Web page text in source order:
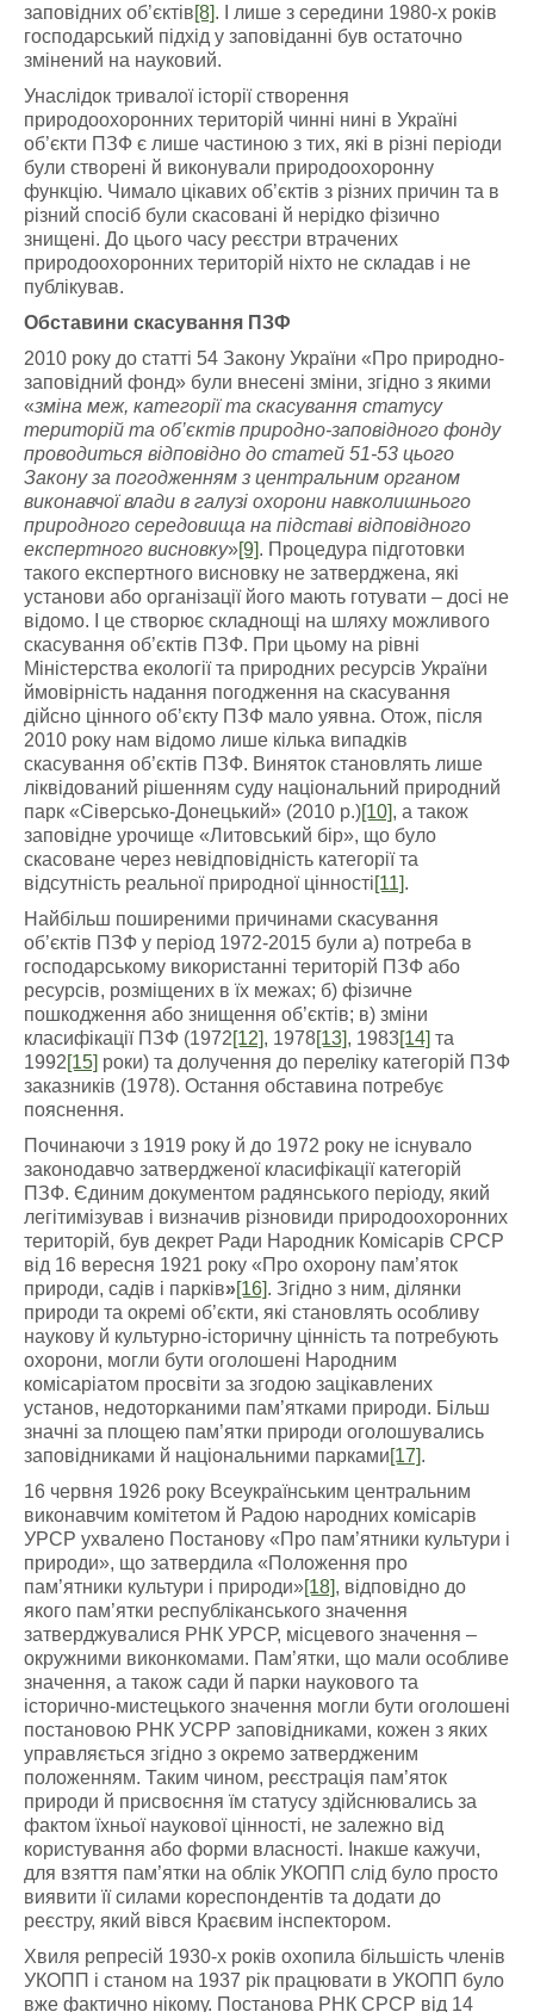
заповідних об’єктів[8]. І лише з середини 1980-х років
господарський підхід у заповіданні був остаточно
змінений на науковий.
Унаслідок тривалої історії створення
природоохоронних територій чинні нині в Україні
об’єкти ПЗФ є лише частиною з тих, які в різні періоди
були створені й виконували природоохоронну
функцію. Чимало цікавих об’єктів з різних причин та в
різний спосіб були скасовані й нерідко фізично
знищені. До цього часу реєстри втрачених
природоохоронних територій ніхто не складав і не
публікував.
Обставини скасування ПЗФ
2010 року до статті 54 Закону України «Про природно-
заповідний фонд» були внесені зміни, згідно з якими
«зміна меж, категорії та скасування статусу
територій та об’єктів природно-заповідного фонду
проводиться відповідно до статей 51-53 цього
Закону за погодженням з центральним органом
виконавчої влади в галузі охорони навколишнього
природного середовища на підставі відповідного
експертного висновку»[9]. Процедура підготовки
такого експертного висновку не затверджена, які
установи або організації його мають готувати – досі не
відомо. І це створює складнощі на шляху можливого
скасування об’єктів ПЗФ. При цьому на рівні
Міністерства екології та природних ресурсів України
ймовірність надання погодження на скасування
дійсно цінного об’єкту ПЗФ мало уявна. Отож, після
2010 року нам відомо лише кілька випадків
скасування об’єктів ПЗФ. Виняток становлять лише
ліквідований рішенням суду національний природний
парк «Сіверсько-Донецький» (2010 р.)[10], а також
заповідне урочище «Литовський бір», що було
скасоване через невідповідність категорії та
відсутність реальної природної цінності[11].
Найбільш поширеними причинами скасування
об’єктів ПЗФ у період 1972-2015 були а) потреба в
господарському використанні територій ПЗФ або
ресурсів, розміщених в їх межах; б) фізичне
пошкодження або знищення об’єктів; в) зміни
класифікації ПЗФ (1972[12], 1978[13], 1983[14] та
1992[15] роки) та долучення до переліку категорій ПЗФ
заказників (1978). Остання обставина потребує
пояснення.
Починаючи з 1919 року й до 1972 року не існувало
законодавчо затвердженої класифікації категорій
ПЗФ. Єдиним документом радянського періоду, який
легітимізував і визначив різновиди природоохоронних
територій, був декрет Ради Народник Комісарів СРСР
від 16 вересня 1921 року «Про охорону пам’яток
природи, садів і парків»[16]. Згідно з ним, ділянки
природи та окремі об’єкти, які становлять особливу
наукову й культурно-історичну цінність та потребують
охорони, могли бути оголошені Народним
комісаріатом просвіти за згодою зацікавлених
установ, недоторканими пам’ятками природи. Більш
значні за площею пам’ятки природи оголошувались
заповідниками й національними парками[17].
16 червня 1926 року Всеукраїнським центральним
виконавчим комітетом й Радою народних комісарів
УРСР ухвалено Постанову «Про пам’ятники культури і
природи», що затвердила «Положення про
пам’ятники культури і природи»[18], відповідно до
якого пам’ятки республіканського значення
затверджувалися РНК УРСР, місцевого значення –
окружними виконкомами. Пам’ятки, що мали особливе
значення, а також сади й парки наукового та
історично-мистецького значення могли бути оголошені
постановою РНК УСРР заповідниками, кожен з яких
управляється згідно з окремо затвердженим
положенням. Таким чином, реєстрація пам’яток
природи й присвоєння їм статусу здійснювались за
фактом їхньої наукової цінності, не залежно від
користування або форми власності. Інакше кажучи,
для взяття пам’ятки на облік УКОПП слід було просто
виявити її силами кореспондентів та додати до
реєстру, який вівся Краєвим інспектором.
Хвиля репресій 1930-х років охопила більшість членів
УКОПП і станом на 1937 рік працювати в УКОПП було
вже фактично нікому. Постанова РНК СРСР від 14